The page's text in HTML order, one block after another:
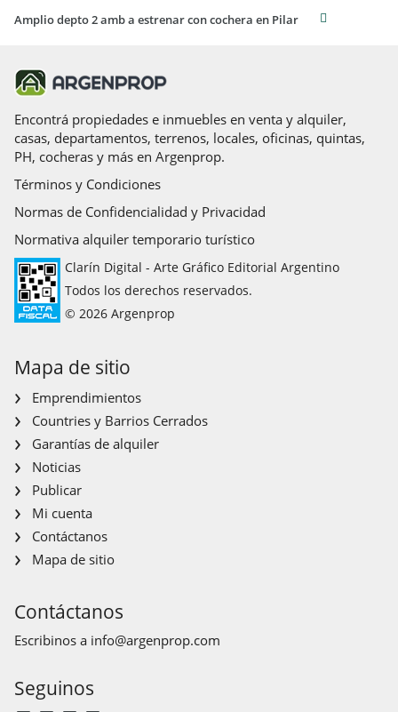
Amplio depto 2 amb a estrenar con cochera en Pilar
Encontrá propiedades e inmuebles en venta y alquiler,
casas, departamentos, terrenos, locales, oficinas, quintas,
PH, cocheras y más en Argenprop.
Términos y Condiciones
Normas de Confidencialidad y Privacidad
Normativa alquiler temporario turístico
Clarín Digital - Arte Gráfico Editorial Argentino
Todos los derechos reservados.
© 2026 Argenprop
Mapa de sitio
Emprendimientos
Countries y Barrios Cerrados
Garantías de alquiler
Noticias
Publicar
Mi cuenta
Contáctanos
Mapa de sitio
Contáctanos
Escribinos a info@argenprop.com
Seguinos